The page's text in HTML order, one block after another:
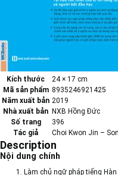
Kích thước
24 × 17 cm
Mã sản phẩm 8935246921425
Năm xuất bản 2019
Nhà xuất bản NXB Hồng Đức
Số trang
396
Tác giả
Choi Kwon Jin –
Description
Nội dung chính
Làm chủ ngữ pháp tiếng